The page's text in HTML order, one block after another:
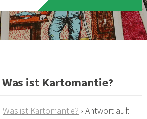
ist Kartomantie?
Was ist Kartomantie? › Antwort auf: